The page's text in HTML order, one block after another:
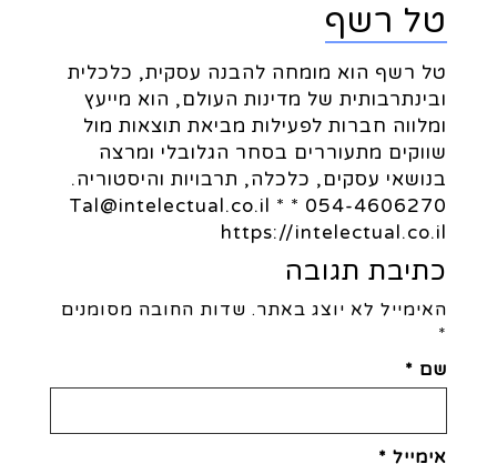
טל רשף
טל רשף הוא מומחה להבנה עסקית, כלכלית
ובינתרבותית של מדינות העולם, הוא מייעץ
ומלווה חברות לפעילות מביאת תוצאות מול
שווקים מתעוררים בסחר הגלובלי ומרצה
בנושאי עסקים, כלכלה, תרבויות והיסטוריה.
054-4606270 * Tal@intelectual.co.il *
https://intelectual.co.il
כתיבת תגובה
האימייל לא יוצג באתר. שדות החובה מסומנים
*
שם *
אימייל *